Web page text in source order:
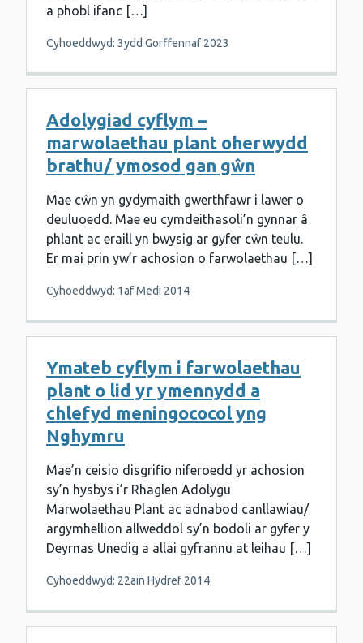
a phobl ifanc […]
Cyhoeddwyd: 3ydd Gorffennaf 2023
Adolygiad cyflym –
marwolaethau plant oherwydd
brathu/ ymosod gan gŵn
Mae cŵn yn gydymaith gwerthfawr i lawer o
deuluoedd. Mae eu cymdeithasoli’n gynnar â
phlant ac eraill yn bwysig ar gyfer cŵn teulu.
Er mai prin yw’r achosion o farwolaethau […]
Cyhoeddwyd: 1af Medi 2014
Ymateb cyflym i farwolaethau
plant o lid yr ymennydd a
chlefyd meningococol yng
Nghymru
Mae’n ceisio disgrifio niferoedd yr achosion
sy’n hysbys i’r Rhaglen Adolygu
Marwolaethau Plant ac adnabod canllawiau/
argymhellion allweddol sy’n bodoli ar gyfer y
Deyrnas Unedig a allai gyfrannu at leihau […]
Cyhoeddwyd: 22ain Hydref 2014